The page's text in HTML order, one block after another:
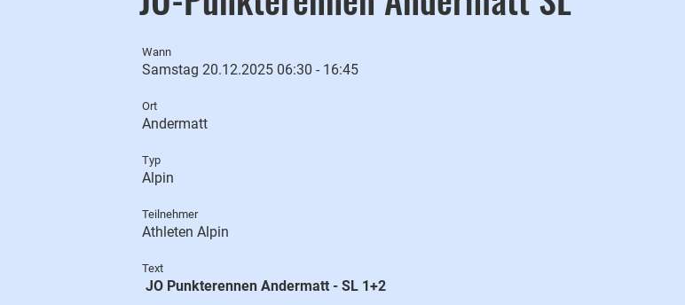
Wann
Samstag 20.12.2025 06:30 - 16:45
Ort
Andermatt
Typ
Alpin
Teilnehmer
Athleten Alpin
Text
JO Punkterennen Andermatt - SL 1+2